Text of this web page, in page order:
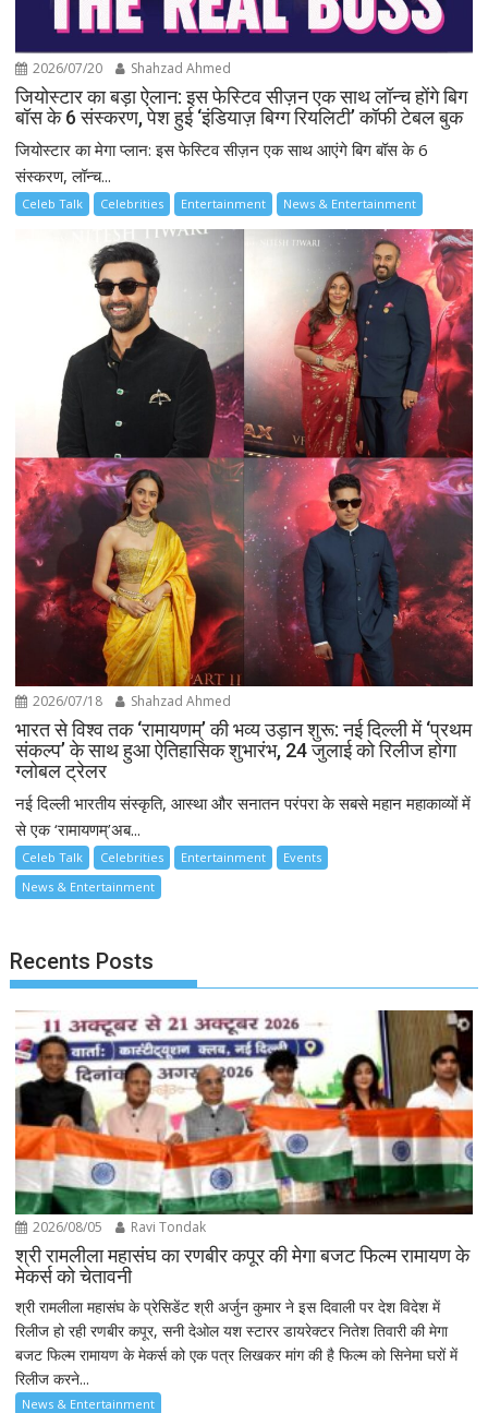
2026/07/20 Shahzad Ahmed
जियोस्टार का बड़ा ऐलान: इस फेस्टिव सीज़न एक साथ लॉन्च होंगे बिग
बॉस के 6 संस्करण, पेश हुई ‘इंडियाज़ बिग्ग रियलिटी’ कॉफी टेबल बुक
जियोस्टार का मेगा प्लान: इस फेस्टिव सीज़न एक साथ आएंगे बिग बॉस के 6
संस्करण, लॉन्च...
Celeb Talk Celebrities Entertainment News & Entertainment
2026/07/18 Shahzad Ahmed
भारत से विश्व तक ‘रामायणम्’ की भव्य उड़ान शुरू: नई दिल्ली में ‘प्रथम
संकल्प’ के साथ हुआ ऐतिहासिक शुभारंभ, 24 जुलाई को रिलीज होगा
ग्लोबल ट्रेलर
नई दिल्ली भारतीय संस्कृति, आस्था और सनातन परंपरा के सबसे महान महाकाव्यों में
से एक ‘रामायणम्’अब...
Celeb Talk Celebrities Entertainment
Events
News & Entertainment
Recents Posts
2026/08/05 Ravi Tondak
श्री रामलीला महासंघ का रणबीर कपूर की मेगा बजट फिल्म रामायण के
मेकर्स को चेतावनी
श्री रामलीला महासंघ के प्रेसिडेंट श्री अर्जुन कुमार ने इस दिवाली पर देश विदेश में
रिलीज हो रही रणबीर कपूर, सनी देओल यश स्टारर डायरेक्टर नितेश तिवारी की मेगा
बजट फिल्म रामायण के मेकर्स को एक पत्र लिखकर मांग की है फिल्म को सिनेमा घरों में
रिलीज करने...
News & Entertainment